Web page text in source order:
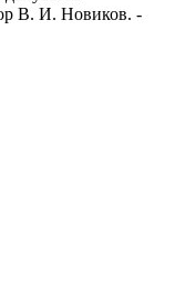
В. И. Новиков. -